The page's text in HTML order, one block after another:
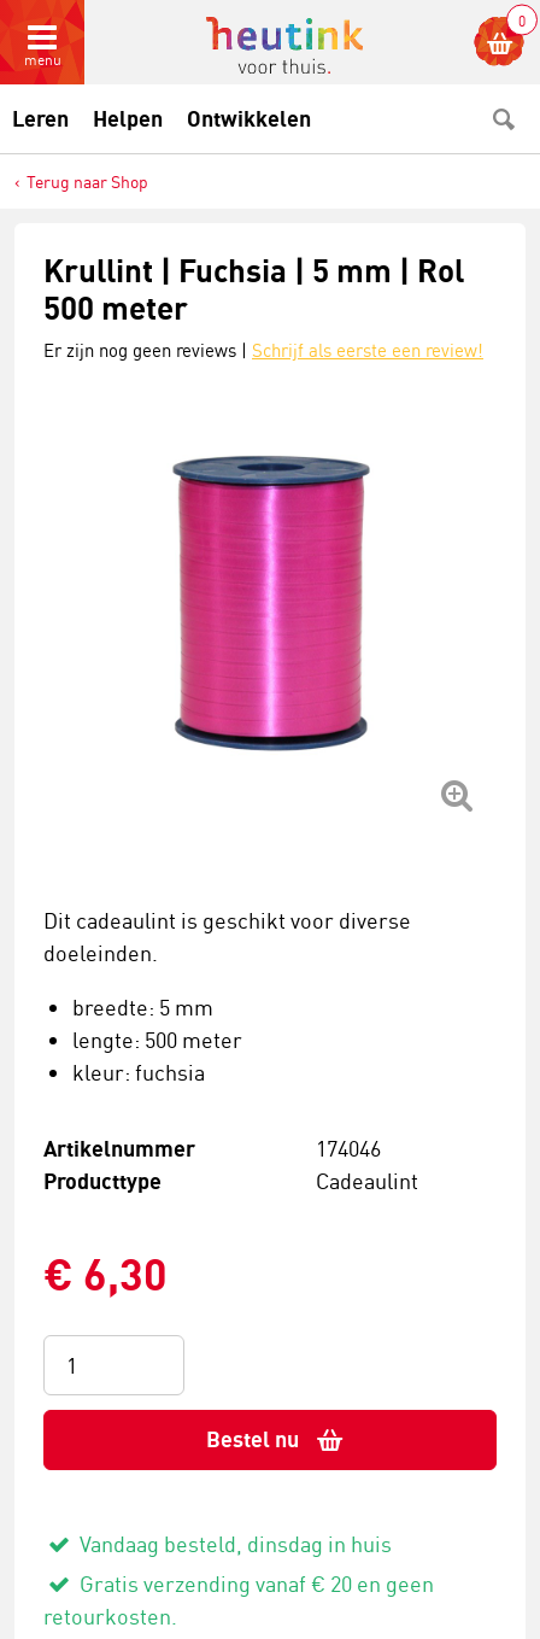
menu
0
Leren Helpen Ontwikkelen
Terug naar Shop
Krullint | Fuchsia | 5 mm | Rol
500 meter
Er zijn nog geen reviews | Schrijf als eerste een review!
Dit cadeaulint is geschikt voor diverse
doeleinden.
breedte: 5 mm
lengte: 500 meter
kleur: fuchsia
Artikelnummer 174046
Producttype Cadeaulint
€ 6,30
Bestel nu
Vandaag besteld, dinsdag in huis
Gratis verzending vanaf € 20 en geen
retourkosten.